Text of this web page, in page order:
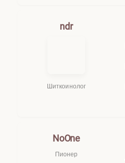
ndr
Шиткоинолог
NoOne
Пионер